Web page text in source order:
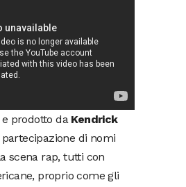
prodotto da Kendrick
di nomi
scena rap, tutti con
proprio come gli